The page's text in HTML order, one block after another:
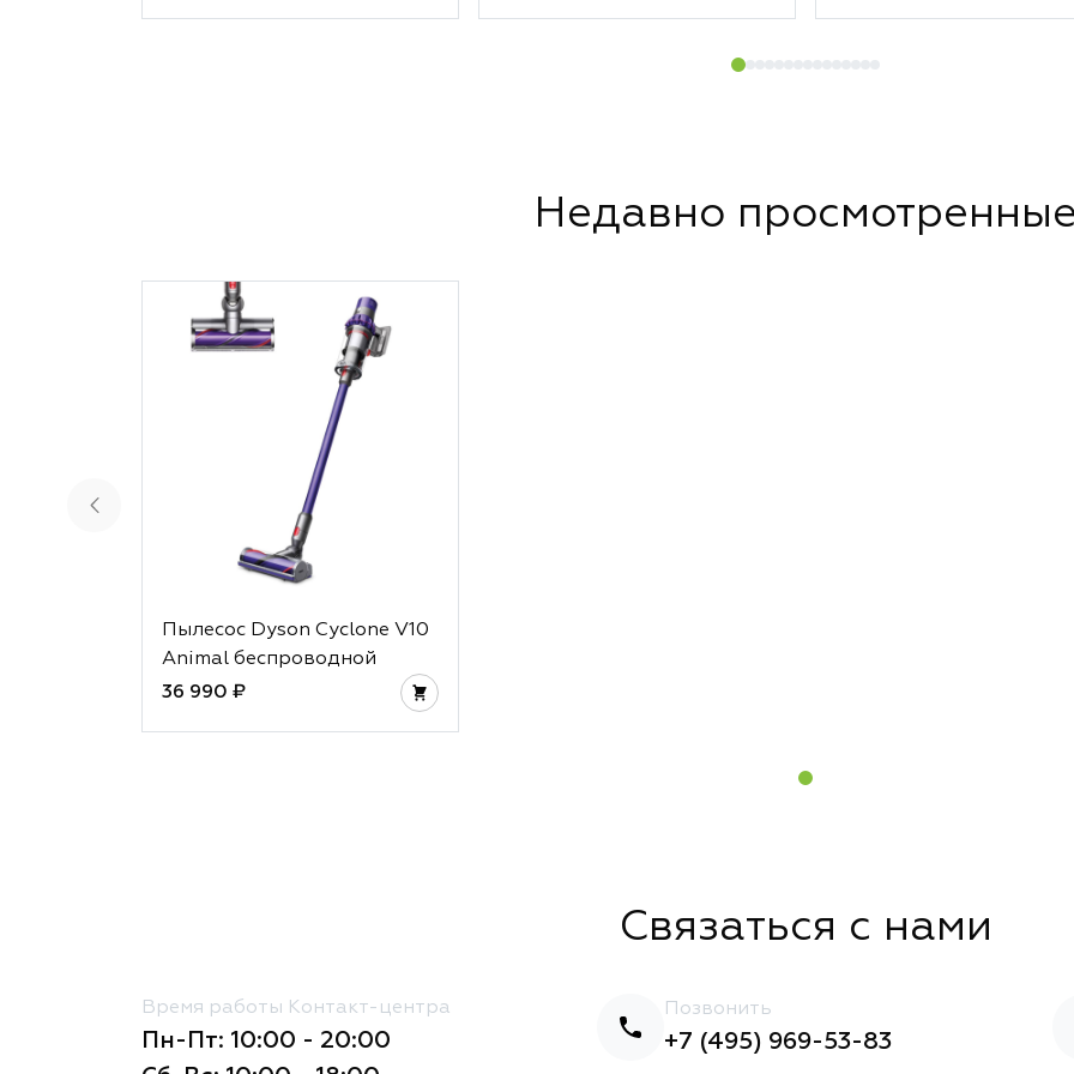
Недавно
Пылесос Dyson Cyclone V10
Animal беспроводной
36 990 ₽
Связаться с нами
Время работы Контакт-центра
Пн-Пт: 10:00 - 20:00
Позвонить
+7 (495) 969-53-83